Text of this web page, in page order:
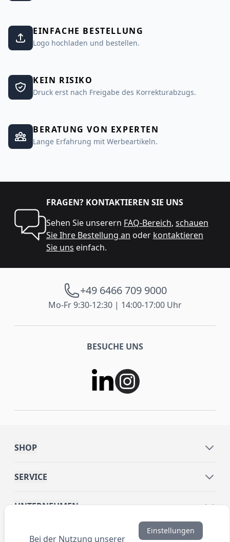
EINFACHE BESTELLUNG
Logo hochladen und bestellen.
KEIN RISIKO
Druck erst nach Freigabe des Korrekturabzugs.
BERATUNG VON EXPERTEN
Lange Erfahrung mit Werbeartikeln.
FRAGEN? KONTAKTIEREN SIE UNS
Sehen Sie unserern FAQ-Bereich, schauen
Sie Ihre Bestellung an oder kontaktieren
Sie uns einfach.
+49 6466 709 9000
Mo-Fr 9:30-12:30 | 14:00-17:00 Uhr
BESUCHE UNS
SHOP
SERVICE
UNTERNEHMEN
INFORMATIONEN
Bei der Nutzung unserer
Einstellungen